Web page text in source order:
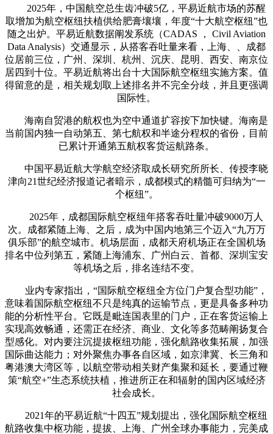
2025年，中国航空总生齿冲破5亿，平易近航市场的苏醒
取增加为航空枢纽扶植供给肥膏壤壤，年度“十大航空枢纽”也
随之出炉。平易近航数据阐发系统（CADAS ， Civil Aviation
Data Analysis）交通显示，从搭客吞吐量来看，上海、、成都
位居前三位，广州、深圳、杭州、沉庆、昆明、西安、南京位
居四到十位。平易近航将出台十大国际航空枢纽实施方案。值
得留意的是，相关规划取上述排名并不完全分歧，并且更强调
国际性。
海南自贸港的航权也为空中通道扩容按下加快键。海南是
当前国内独一自动第五、第七航权和半途分程权的省份，目前
已累计开通第五航权客货运航路条。
中国平易近航大学航空经济取成长研究所所长、传授李晓
津向21世纪经济报道记者暗示，成都模式的精髓可归纳为“一
个枢纽”。
2025年，成都国际航空枢纽年搭客吞吐量冲破9000万人
次。成都紧随上海、之后，成为中国内地第三个迈入“九万万
俱乐部”的航空城市。机场层面，成都天府机场正在全国机场
排名中位列第五，紧随上海浦东、广州白云、首都、深圳宝安
等机场之后，排名连结不变。
业内专家指出，“国际航空枢纽全方位门户复合型功能”，
意味着国际航空枢纽不只是纯真的运输节点，更是具备多种功
能的分析性平台。它既是毗连国表里的门户，正在客货运输上
实现高效畅通，还需正在经济、商业、文化等多范畴阐扬复合
型感化。对内要注沉提拔枢纽功能，强化航路收集拓展，加强
国际曲达能力；对外聚焦办事各自区域，如京津冀、长三角和
粤港澳大湾区等，以航空带动相关财产集聚和延长，要通过鞭
策“航空+”生态系统扶植，推进所正在和辐射的国内区域经济
社会成长。
2021年的平易近航“十四五”规划提出，强化国际航空枢纽
航路收集中枢功能，提拔、上海、广州全球办事能力，完美成